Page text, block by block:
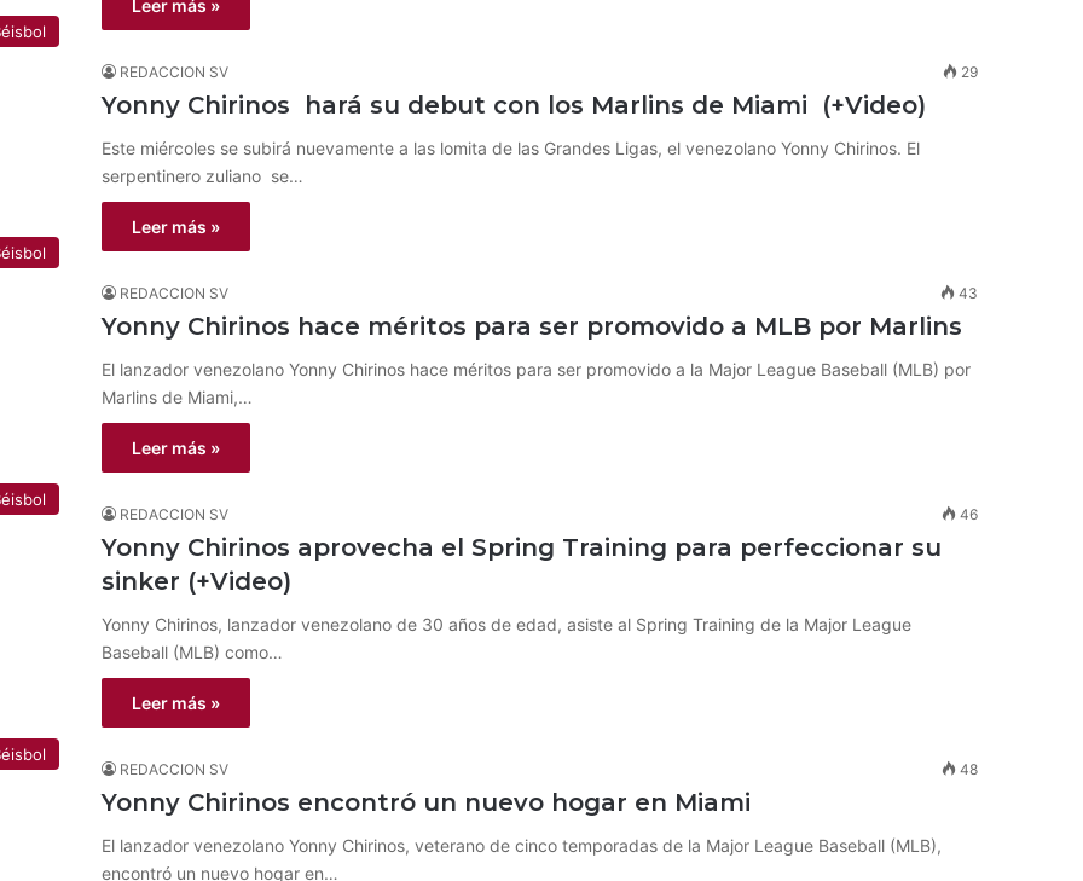
Leer más »
REDACCION SV 29
Yonny Chirinos hará su debut con los Marlins de Miami (+Video)
Este miércoles se subirá nuevamente a las lomita de las Grandes Ligas, el venezolano Yonny Chirinos. El
serpentinero zuliano se…
Leer más »
REDACCION SV 43
Yonny Chirinos hace méritos para ser promovido a MLB por Marlins
El lanzador venezolano Yonny Chirinos hace méritos para ser promovido a la Major League Baseball (MLB) por
Marlins de Miami,…
Leer más »
REDACCION SV 46
Yonny Chirinos aprovecha el Spring Training para perfeccionar su
sinker (+Video)
Yonny Chirinos, lanzador venezolano de 30 años de edad, asiste al Spring Training de la Major League
Baseball (MLB) como…
Leer más »
REDACCION SV 48
Yonny Chirinos encontró un nuevo hogar en Miami
El lanzador venezolano Yonny Chirinos, veterano de cinco temporadas de la Major League Baseball (MLB),
encontró un nuevo hogar en…